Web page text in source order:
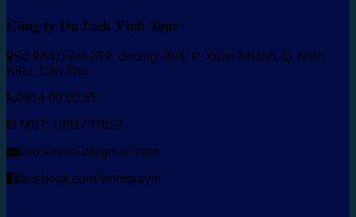
Công ty Du Lịch Vinh Tour
Số 9A4, hẻm 2T2, đường 30/4, P. Xuân Khánh, Q. Ninh
Kiều, Cần Thơ
0914.00.00.65
MST: 1801737622
info.vinhtour@gmail.com
facebook.com/vinhtourvn/